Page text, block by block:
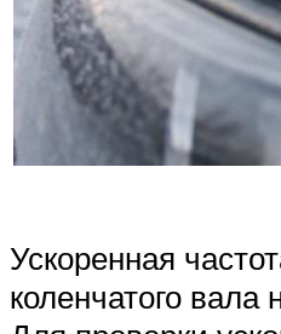
Ускоренная
коленчатого вала